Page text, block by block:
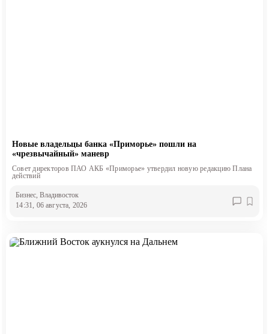
Новые владельцы банка «Приморье» пошли на
«чрезвычайный» маневр
Совет директоров ПАО АКБ «Приморье» утвердил новую редакцию Плана
действий
Бизнес , Владивосток
14:31, 06 августа, 2026